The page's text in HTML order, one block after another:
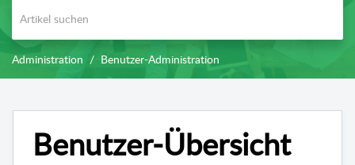
Administration Benutzer-Administration
Benutzer-Übersicht